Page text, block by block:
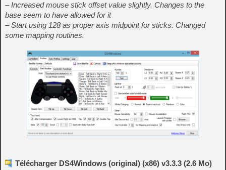
– Increased mouse stick offset value slightly. Changes to the
base seem to have allowed for it
– Start using 128 as proper axis midpoint for sticks. Changed
some mapping routines.
Télécharger DS4Windows (original) (x86) v3.3.3 (2.6 Mo)